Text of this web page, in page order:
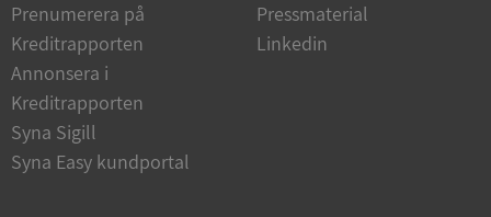
Prenumerera på
Kreditrapporten
Annonsera i
Kreditrapporten
Syna Sigill
Syna Easy kundportal
Pressmaterial
Linkedin
_GRECAPTCHA
Google LLC